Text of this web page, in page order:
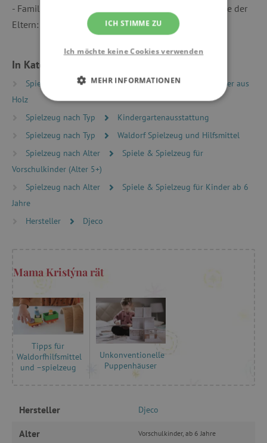
- Familie: 4 bewegliche und bekleidete Figuren. Größe der
Eltern: ca. 11,5 cm. Größe der Kinder: ca. 9,5 cm.
In Kategorien eingeteilt
Spielzeug nach Typ Spielwelten
Puppenhäuser aus
Holz
Spielzeug nach Typ
Kindergartenausstattung
Spielzeug nach Typ
Waldorf Spielzeug und Hilfsmittel
Spielzeug nach Alter
Spiele & Spielzeug für
Vorschulkinder (Alter 5+)
Spielzeug nach Alter
Spiele & Spielzeug für Kinder ab 6
Jahre
Hersteller
Djeco
Mama Kristýna rät
Tipps für
Waldorfhilfsmittel
und –spielzeug
Unkonventionelle
Puppenhäuser
Hersteller Djeco
Alter Vorschulkinder, ab 6 Jahre
ICH STIMME ZU
Ich möchte keine Cookies verwenden
MEHR INFORMATIONEN
UNBEDINGT ERFORDERLICH
PERFORMANCE
FUNKTIONALITÄT
Benutzeranmeldung und die Kontoverwaltung.
Ohne die unbedingt erforderlichen Cookies
kann die Website nicht ordnungsgemäß
verwendet werden.
featureFlagIdentifier
.vimeo.com